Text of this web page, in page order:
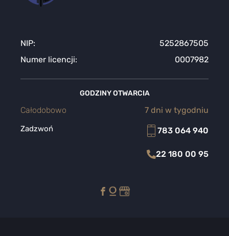
NIP:
5252867505
Numer licencji:
0007982
GODZINY OTWARCIA
Całodobowo 7 dni w tygodniu
Zadzwoń 783 064 940
22 180 00 95